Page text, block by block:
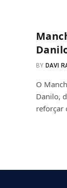
BY DAVI
O
Danilo,
reforçar